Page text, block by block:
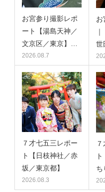
お宮参り撮影レポ
ート【湯島天神／
文京区／東京】…
2026.08.7
お
世
７才七五三レポー
ト【日枝神社／赤
坂／東京都】
2026.08.3
ち